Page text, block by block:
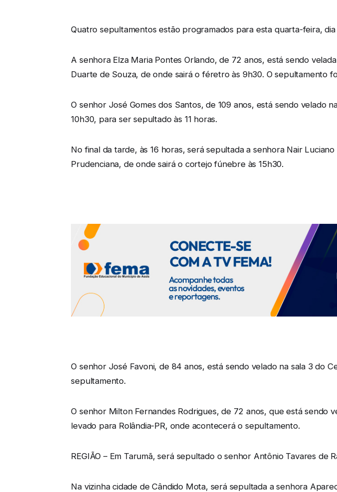
Quatro sepultamentos estão programados para esta quarta-feira,
A senhora Elza Maria Pontes Orlando, de 72 anos, está sendo
Duarte de Souza, de onde sairá o féretro às 9h30. O sepultamento
O senhor José Gomes dos Santos, de 109 anos, está sendo velado
10h30, para ser sepultado às 11 horas.
No final da tarde, às 16 horas, será sepultada a senhora Nair
Prudenciana, de onde sairá o cortejo fúnebre às 15h30.
O senhor José Favoni, de 84 anos, está sendo velado na sala 3 do
sepultamento.
O senhor Milton Fernandes Rodrigues, de 72 anos, que está sendo
levado para Rolândia-PR, onde acontecerá o sepultamento.
REGIÃO – Em Tarumã, será sepultado o senhor Antônio Tavares
Na vizinha cidade de Cândido Mota, será sepultada a senhora